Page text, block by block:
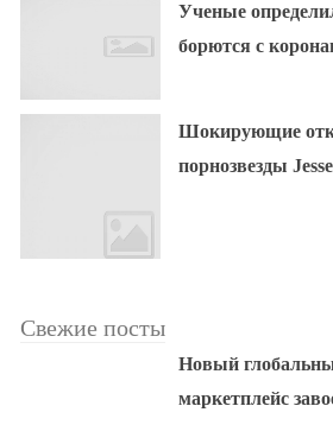
Ученые
борются с
Шокирующие
порнозвезды
Свежие посты
Новый
маркетплейс